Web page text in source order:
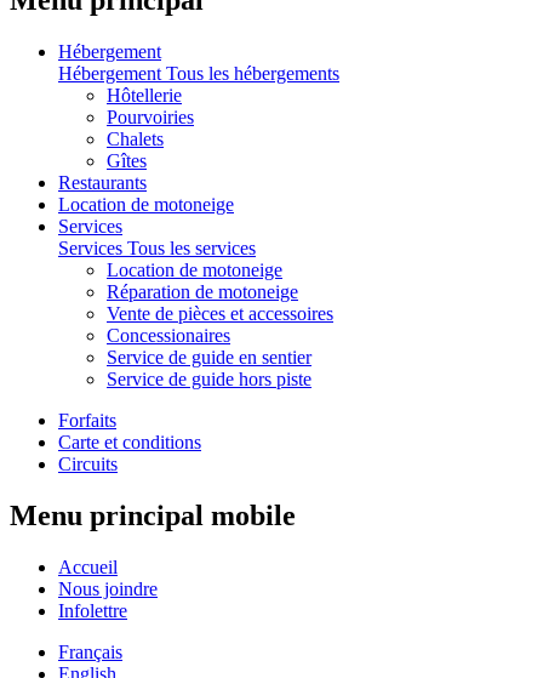
Hébergement
Hébergement Tous les hébergements
Hôtellerie
Pourvoiries
Chalets
Gîtes
Restaurants
Location de motoneige
Services
Services Tous les services
Location de motoneige
Réparation de motoneige
Vente de pièces et accessoires
Concessionaires
Service de guide en sentier
Service de guide hors piste
Forfaits
Carte et conditions
Circuits
Menu principal mobile
Accueil
Nous joindre
Infolettre
Français